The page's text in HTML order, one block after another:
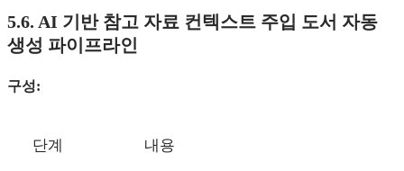
5.6. AI 기반 참고 자료 컨텍스트 주입 도서 자동
생성 파이프라인
구성:
단계 내용